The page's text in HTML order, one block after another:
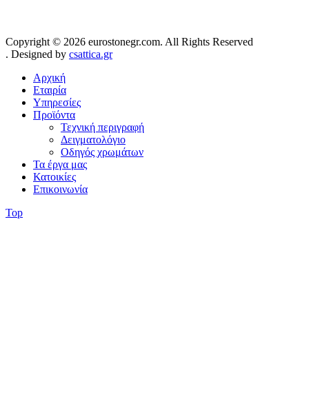
Copyright © 2026 eurostonegr.com. All Rights Reserved
. Designed by csattica.gr
Αρχική
Εταιρία
Υπηρεσίες
Προϊόντα
Τεχνική περιγραφή
Δειγματολόγιο
Οδηγός χρωμάτων
Τα έργα μας
Κατοικίες
Επικοινωνία
Top